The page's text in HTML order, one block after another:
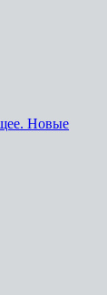
Новые